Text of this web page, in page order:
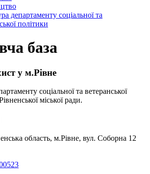
департаменту соціальної та
політики
база
у м.Рівне
соціальної та ветеранської
міської ради.
область, м.Рівне, вул. Соборна 12